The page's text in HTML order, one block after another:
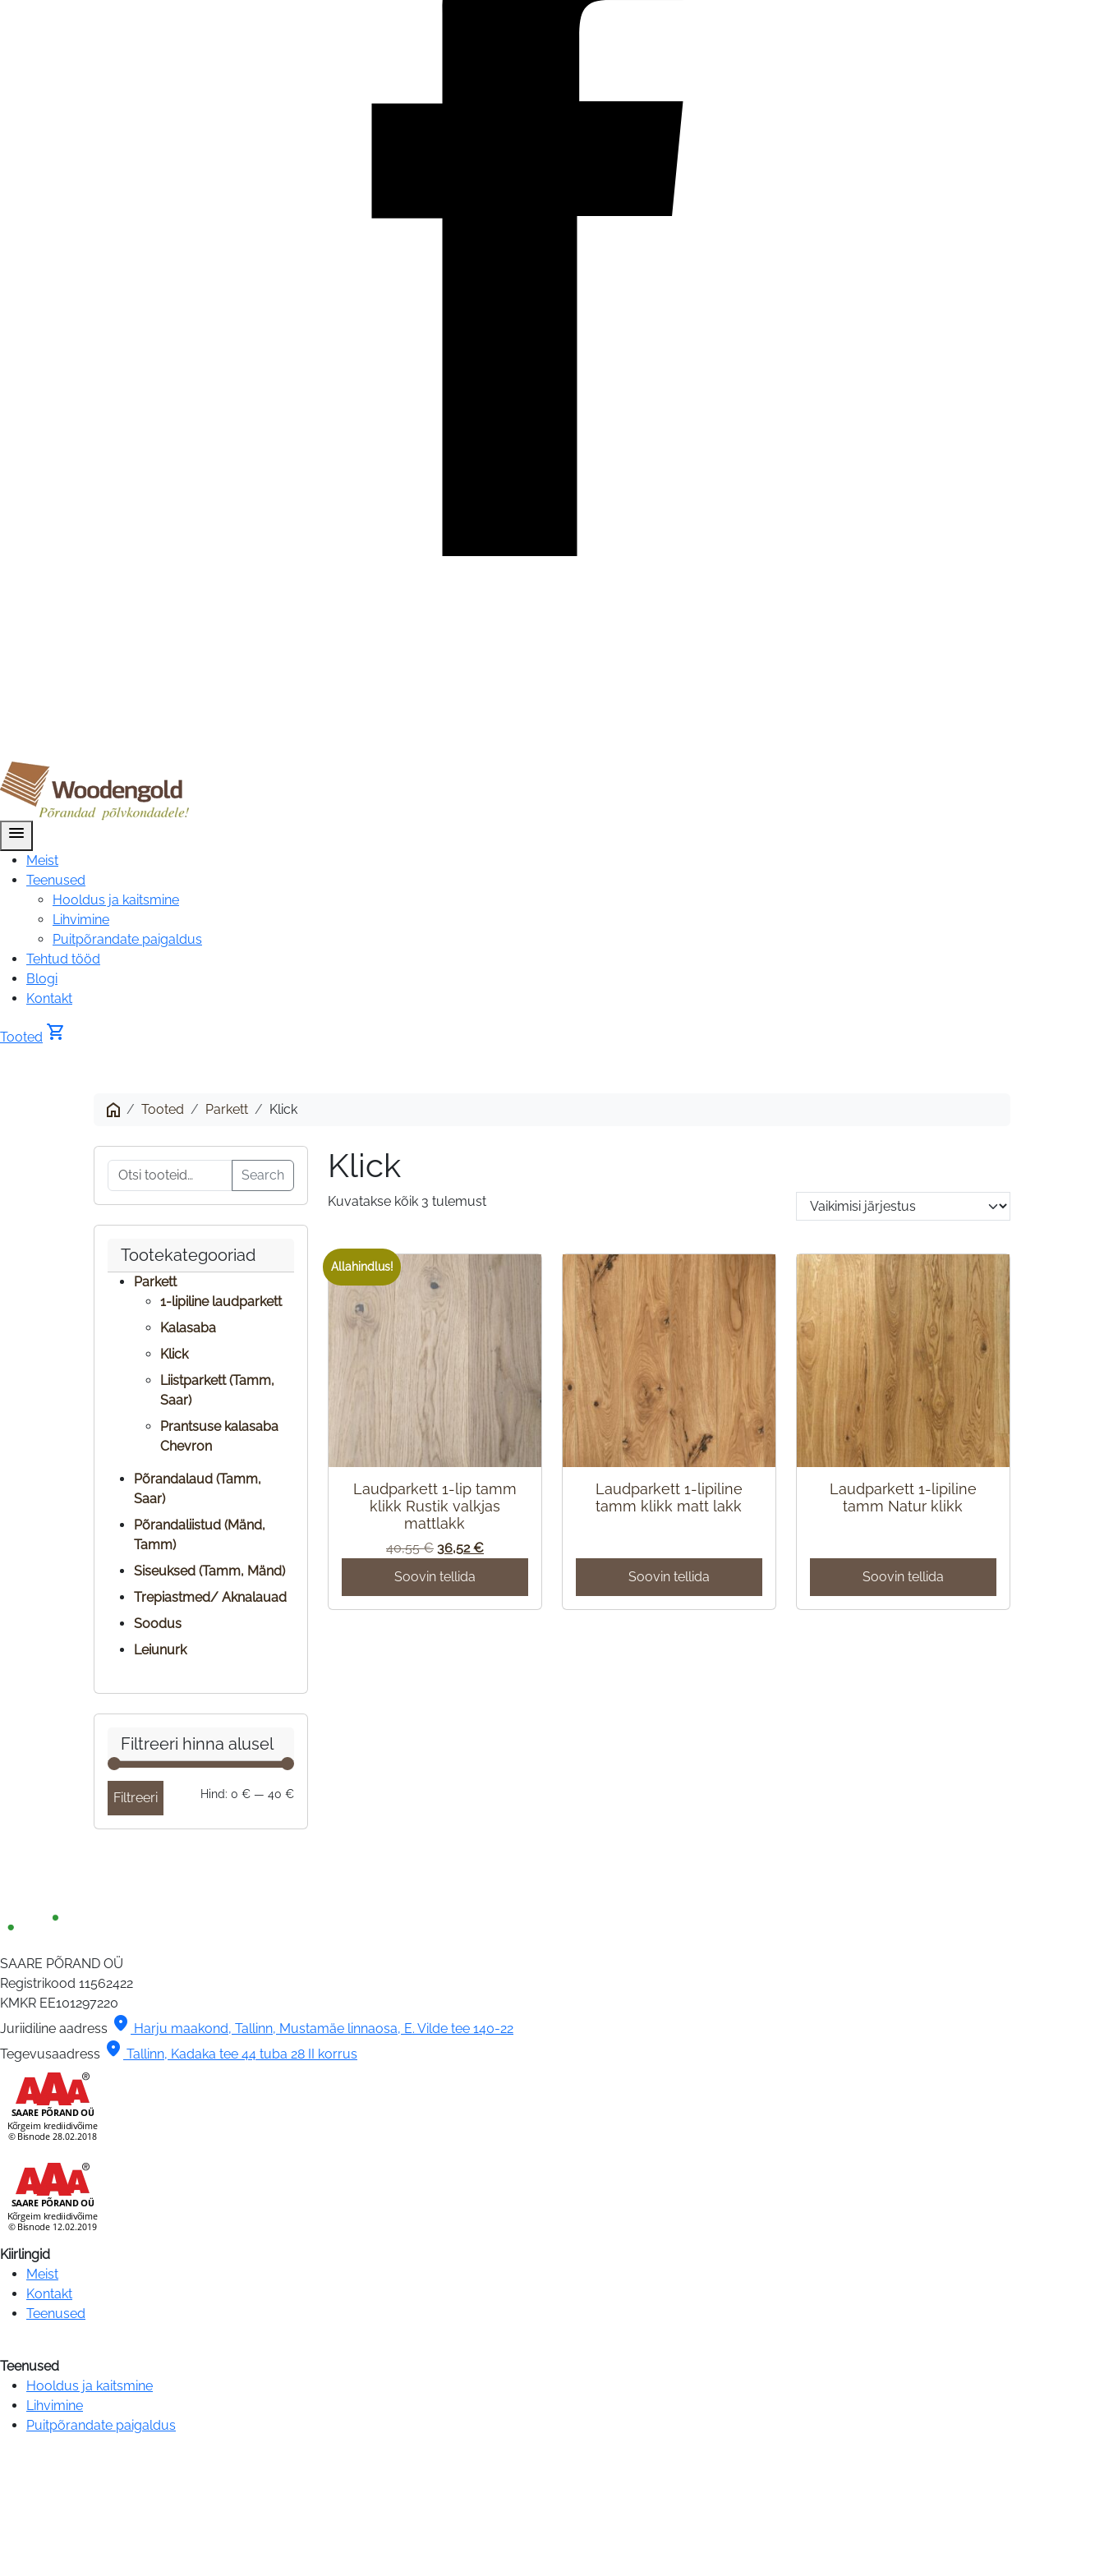
menu
Meist
Teenused
Hooldus ja kaitsmine
Lihvimine
Puitpõrandate paigaldus
Tehtud tööd
Blogi
Kontakt
Tooted shopping_cart
Tooted Parkett Klick
Otsi:
Search
Tootekategooriad
Parkett
1-lipiline laudparkett
Kalasaba
Klick
Liistparkett (Tamm,
Saar)
Prantsuse kalasaba
Chevron
Põrandalaud (Tamm,
Saar)
Põrandaliistud (Mänd,
Tamm)
Siseuksed (Tamm, Mänd)
Trepiastmed/ Aknalauad
Soodus
Leiunurk
Filtreeri hinna alusel
Minimaalne
Maksimaalne
Filtreeri Hind: 0 € — 40 €
Klick
Kuvatakse kõik 3 tulemust
Allahindlus!
Laudparkett 1-lip tamm
klikk Rustik valkjas
mattlakk
40,55€ Algne
hind
oli:
40,55 €.
36,52€Praegune
36,52 €.
Soovin tellida
Laudparkett 1-lipiline
tamm klikk matt lakk
Soovin tellida
Laudparkett 1-lipiline
tamm Natur klikk
Soovin tellida
SAARE PÕRAND OÜ
Registrikood 11562422
KMKR EE101297220
Juriidiline aadress location_on Harju maakond, Tallinn, Mustamäe linnaosa, E. Vilde tee 140-22
Tegevusaadress location_on Tallinn, Kadaka tee 44 tuba 28 II korrus
Kiirlingid
Meist
Kontakt
Teenused
Teenused
Hooldus ja kaitsmine
Lihvimine
Puitpõrandate paigaldus